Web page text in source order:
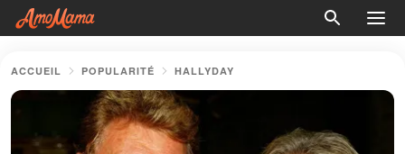
ACCUEIL POPULARITÉ HALLYDAY